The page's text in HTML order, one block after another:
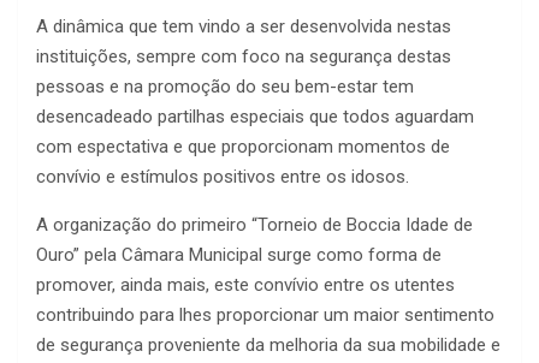
A dinâmica que tem vindo a ser desenvolvida nestas
instituições, sempre com foco na segurança destas
pessoas e na promoção do seu bem-estar tem
desencadeado partilhas especiais que todos aguardam
com espectativa e que proporcionam momentos de
convívio e estímulos positivos entre os idosos.
A organização do primeiro “Torneio de Boccia Idade de
Ouro” pela Câmara Municipal surge como forma de
promover, ainda mais, este convívio entre os utentes
contribuindo para lhes proporcionar um maior sentimento
de segurança proveniente da melhoria da sua mobilidade e